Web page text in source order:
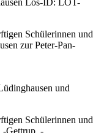
Schülerinnen und
zur Peter-Pan-
und
Schülerinnen und
-Gettrup, -